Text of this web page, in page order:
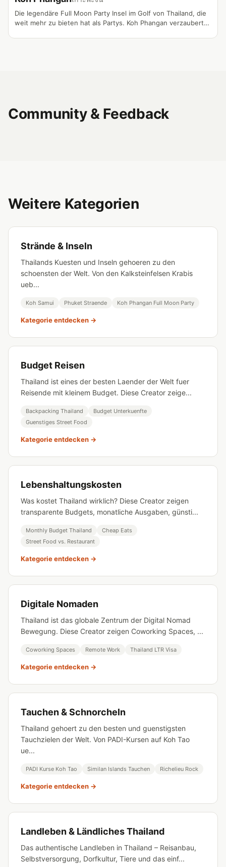
Die legendäre Full Moon Party Insel im Golf von Thailand, die
weit mehr zu bieten hat als Partys. Koh Phangan verzaubert
Community & Feedback
Weitere Kategorien
Strände & Inseln
Thailands Kuesten und Inseln gehoeren zu den
schoensten der Welt. Von den Kalksteinfelsen Krabis
ueb...
Koh Samui Phuket Straende Koh Phangan Full Moon Party
Kategorie entdecken →
Budget Reisen
Thailand ist eines der besten Laender der Welt fuer
Reisende mit kleinem Budget. Diese Creator zeige...
Backpacking Thailand
Budget Unterkuenfte
Guenstiges Street Food
Kategorie entdecken →
Lebenshaltungskosten
Was kostet Thailand wirklich? Diese Creator zeigen
transparente Budgets, monatliche Ausgaben, günsti...
Monthly Budget Thailand
Cheap Eats
Street Food vs. Restaurant
Kategorie entdecken →
Digitale Nomaden
Thailand ist das globale Zentrum der Digital Nomad
Bewegung. Diese Creator zeigen Coworking Spaces, ...
Coworking Spaces Remote Work Thailand LTR Visa
Kategorie entdecken →
Tauchen & Schnorcheln
Thailand gehoert zu den besten und guenstigsten
Tauchzielen der Welt. Von PADI-Kursen auf Koh Tao
ue...
PADI Kurse Koh Tao Similan Islands Tauchen Richelieu Rock
Kategorie entdecken →
Landleben & Ländliches Thailand
Das authentische Landleben in Thailand – Reisanbau,
Selbstversorgung, Dorfkultur, Tiere und das einf...